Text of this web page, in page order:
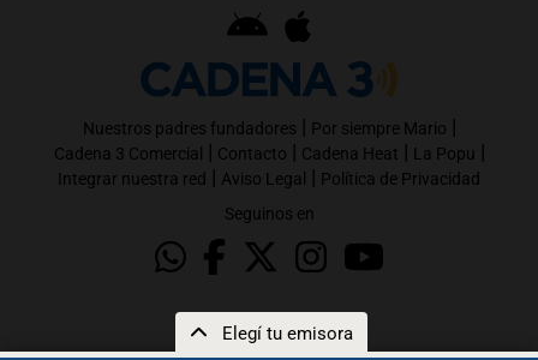
Elegí tu emisora
Nuestros padres fundadores | Por siempre Mario |
Cadena 3 Comercial | Contacto | Cadena Heat | La Popu |
Integrar nuestra red | Aviso Legal | Política de Privacidad
Seguinos en